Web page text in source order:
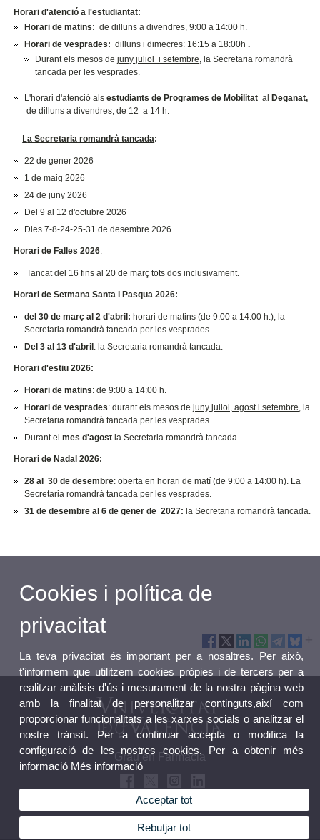
Horari d'atenció a l'estudiantat:
Horari de matins: de dilluns a divendres, 9:00 a 14:00 h.
Horari de vesprades: dilluns i dimecres: 16:15 a 18:00h.
Durant els mesos dejuny juliol i setembre, la Secretaria romandrà
tancada per les vesprades.
L'horari d'atenció alsestudiants de Programes de Mobilitat al Deganat,
de dilluns a divendres, de 12 a 14 h.
La Secretaria romandrà tancada:
22 de gener 2026
1 de maig 2026
24 de juny 2026
Del 9 al 12 d'octubre 2026
Dies 7-8-24-25-31 de desembre 2026
Horari de Falles 2026:
Tancat del 16 fins al 20 de març tots dos inclusivament.
Horari de Setmana Santa i Pasqua 2026:
del 30 de març al 2 d'abril: horari de matins (de 9:00 a 14:00 h.), la
Secretaria romandrà tancada per les vesprades
Del 3 al 13 d'abril : la Secretaria romandrà tancada.
Horari d'estiu 2026:
Horari de matins: de 9:00 a 14:00 h.
Horari de vesprades: durant els mesos dejuny juliol, agost i setembre, la
Secretaria romandrà tancada per les vesprades.
Durant elmes d'agost la Secretaria romandrà tancada.
Horari de Nadal 2026:
28 al 30 de desembre: oberta en horari de matí (de 9:00 a 14:00 h). La
Secretaria romandrà tancada per les vesprades.
31 de desembre al 6 de gener de 2027: la Secretaria romandrà tancada.
Grau en Farmàcia
Cookies i política de
privacitat
La teva privacitat és important per a nosaltres. Per això,
t'informem que utilitzem cookies pròpies i de tercers per a
realitzar anàlisis d'ús i mesurament de la nostra pàgina web
amb la finalitat de personalitzar continguts,així com
proporcionar funcionalitats a les xarxes socials o analitzar el
nostre trànsit. Per a continuar accepta o modifica la
configuració de les nostres cookies. Per a obtenir més
informació Més informació
Acceptar tot
Rebutjar tot